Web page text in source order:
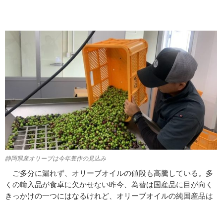
静岡県産オリーブは今年豊作の見込み
ご多分に漏れず、オリーブオイルの値段も高騰している。多
くの輸入品が食卓に欠かせない昨今、為替は国産品に目が向く
きっかけの一つにはなるけれど、オリーブオイルの純国産品は